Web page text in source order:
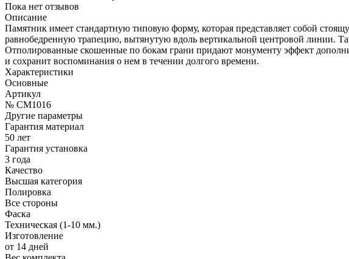
Пока нет отзывов
Описание
Памятник имеет стандартную типовую форму, которая представляет собой
равнобедренную трапецию, вытянутую вдоль вертикальной центровой линии.
Отполированные скошенные по бокам грани придают монументу эффект
и сохранит воспоминания о нем в течении долгого времени.
Характеристики
Основные
Артикул
№ CM1016
Другие параметры
Гарантия материал
50 лет
Гарантия установка
3 года
Качество
Высшая категория
Полировка
Все стороны
Фаска
Техническая (1-10 мм.)
Изготовление
от 14 дней